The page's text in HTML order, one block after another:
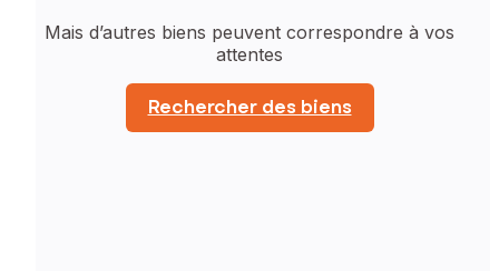
Mais d’autres biens peuvent correspondre à vos
attentes
Rechercher des biens